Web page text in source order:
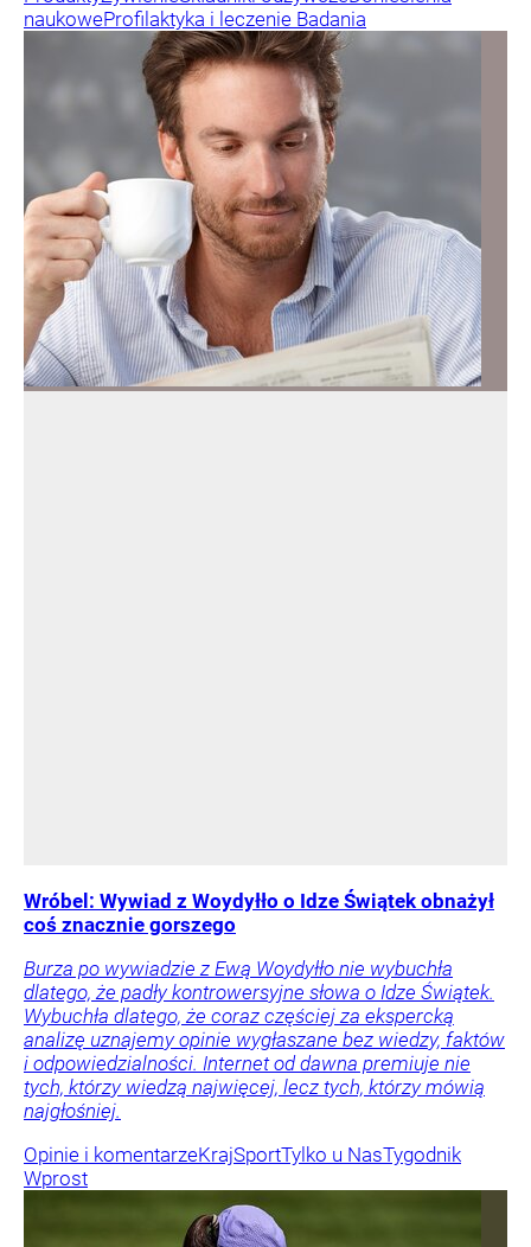
naukoweProfilaktyka i leczenie Badania
Wróbel: Wywiad z Woydyłło o Idze Świątek obnażył
coś znacznie gorszego
Burza po wywiadzie z Ewą Woydyłło nie wybuchła
dlatego, że padły kontrowersyjne słowa o Idze Świątek.
Wybuchła dlatego, że coraz częściej za ekspercką
analizę uznajemy opinie wygłaszane bez wiedzy, faktów
i odpowiedzialności. Internet od dawna premiuje nie
tych, którzy wiedzą najwięcej, lecz tych, którzy mówią
najgłośniej.
Opinie i komentarzeKrajSportTylko u NasTygodnik
Wprost